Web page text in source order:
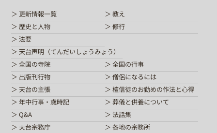
関連機関
サイトマップ
English
中文
한국어
更新情報一覧
教え
歴史と人物
修行
法要
天台声明（てんだいしょうみょう）
全国の寺院
全国の行事
出版刊行物
僧侶になるには
天台の主張
檀信徒のお勤めの作法と心得
年中行事・歳時記
葬儀と供養について
Q&A
法話集
天台宗務庁
各地の宗務所